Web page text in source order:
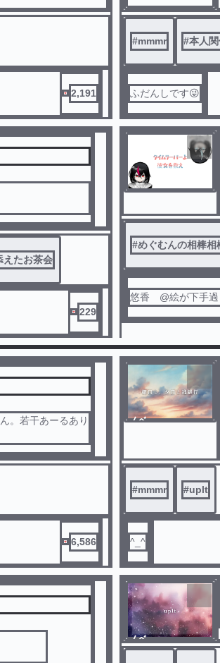
2,191
#mmmr #本人
ふだんしです😜
ドで何かが動く。
、さようならを告げるんだ───。
えたお茶会
229
完
結
#めぐむんの相棒相
悠香 @絵が下手過
。若干あーるあり
が。
給自足ってやつ
すのでご本人様方
6,586
ノベ
#mmmr #uplt
^_^
ノベ
ル